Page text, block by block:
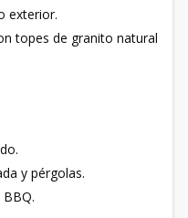
exterior.
topes de granito natural
y pérgolas.